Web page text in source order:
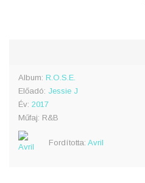
Album: R.O.S.E.
Előadó: Jessie J
Év: 2017
Műfaj: R&B
Fordította: Avril